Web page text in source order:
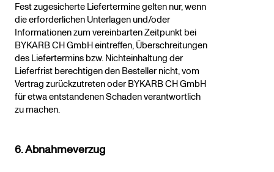
Fest zugesicherte Liefertermine gelten nur, wenn
die erforderlichen Unterlagen und/oder
Informationen zum vereinbarten Zeitpunkt bei
BYKARB CH GmbH eintreffen, Überschreitungen
des Liefertermins bzw. Nichteinhaltung der
Lieferfrist berechtigen den Besteller nicht, vom
Vertrag zurückzutreten oder BYKARB CH GmbH
für etwa entstandenen Schaden verantwortlich
zu machen.
6. Abnahmeverzug